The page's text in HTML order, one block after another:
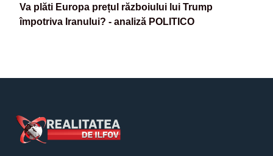
Va plăti Europa prețul războiului lui Trump
împotriva Iranului? - analiză POLITICO